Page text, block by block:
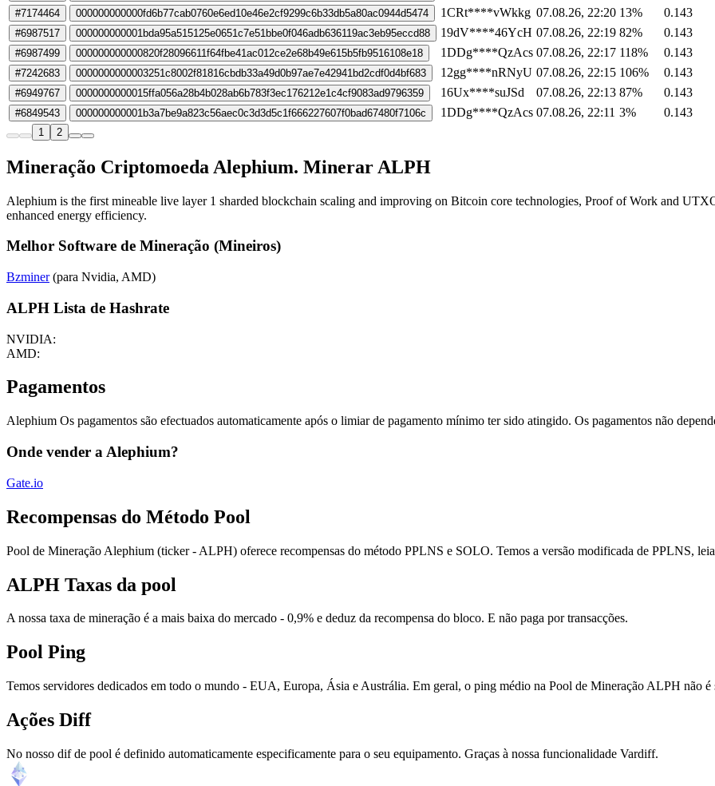
#7174464 000000000000fd6b77cab0760e6ed10e46e2cf9299c6b33db5a80ac0944d5474 1CRt****vWkkg 07.08.26, 22:20 13% 0.143
#6987517 000000000001bda95a515125e0651c7e51bbe0f046adb636119ac3eb95eccd88 19dV****46YcH 07.08.26, 22:19 82% 0.143
#6987499 000000000000820f28096611f64fbe41ac012ce2e68b49e615b5fb9516108e18 1DDg****QzAcs 07.08.26, 22:17 118% 0.143
#7242683 0000000000003251c8002f81816cbdb33a49d0b97ae7e42941bd2cdf0d4bf683 12gg****nRNyU 07.08.26, 22:15 106% 0.143
#6949767 0000000000015ffa056a28b4b028ab6b783f3ec176212e1c4cf9083ad9796359 16Ux****suJSd 07.08.26, 22:13 87% 0.143
#6849543 000000000001b3a7be9a823c56aec0c3d3d5c1f666227607f0bad67480f7106c 1DDg****QzAcs 07.08.26, 22:11 3% 0.143
1 2
Mineração Criptomoeda Alephium. Minerar ALPH
Alephium is the first mineable live layer 1 sharded blockchain scaling and improving on Bitcoin core technologies, Proof of Work and
enhanced energy efficiency.
Melhor Software de Mineração (Mineiros)
Bzminer(para Nvidia, AMD)
ALPH Lista de Hashrate
NVIDIA:
AMD:
Pagamentos
Alephium Os pagamentos são efectuados automaticamente após o limiar de pagamento mínimo ter sido atingido. Os pagamentos não
Onde vender a Alephium?
Gate.io
Recompensas do Método Pool
Pool de Mineração Alephium (ticker - ALPH) oferece recompensas do método PPLNS e SOLO. Temos a versão modificada de PPLNS,
ALPH Taxas da pool
A nossa taxa de mineração é a mais baixa do mercado - 0,9% e deduz da recompensa do bloco. E não paga por transacções.
Pool Ping
Temos servidores dedicados em todo o mundo - EUA, Europa, Ásia e Austrália. Em geral, o ping médio na Pool de Mineração ALPH não é
Ações Diff
No nosso dif de pool é definido automaticamente especificamente para o seu equipamento. Graças à nossa funcionalidade Vardiff.